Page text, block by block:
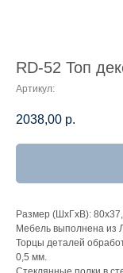
RD-52 Топ
Артикул:
2038,00 р.
Размер (ШхГхВ):
Мебель выполнена из
Торцы деталей
0,5 мм.